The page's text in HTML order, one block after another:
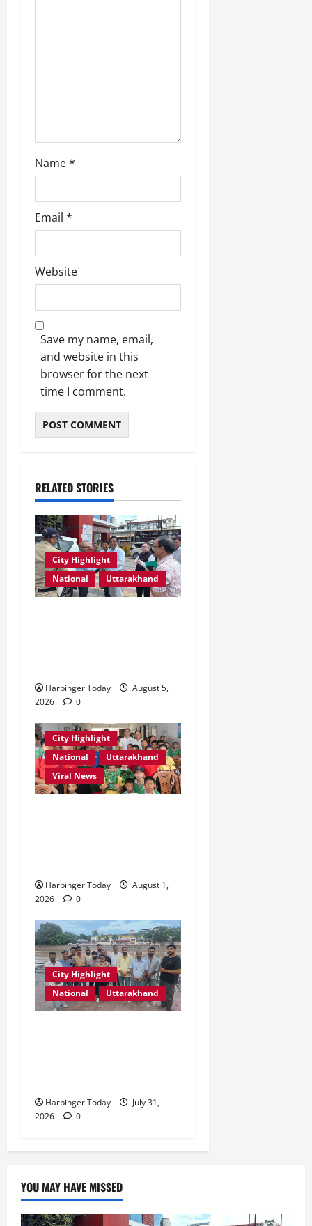
Name*
Email *
Website
Save my name, email,
and website in this
browser for the next
time I comment.
RELATED STORIES
City Highlight
National
Uttarakhand
Harbinger Today
August 5,
2026
0
City Highlight
National
Uttarakhand
Viral News
Harbinger Today
August 1,
2026
0
City Highlight
National
Uttarakhand
Harbinger Today
July 31,
2026
0
YOU MAY HAVE MISSED